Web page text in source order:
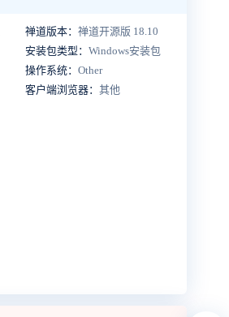
禅道版本： 禅道开源版 18.10
安装包类型： Windows安装包
操作系统： Other
客户端浏览器： 其他